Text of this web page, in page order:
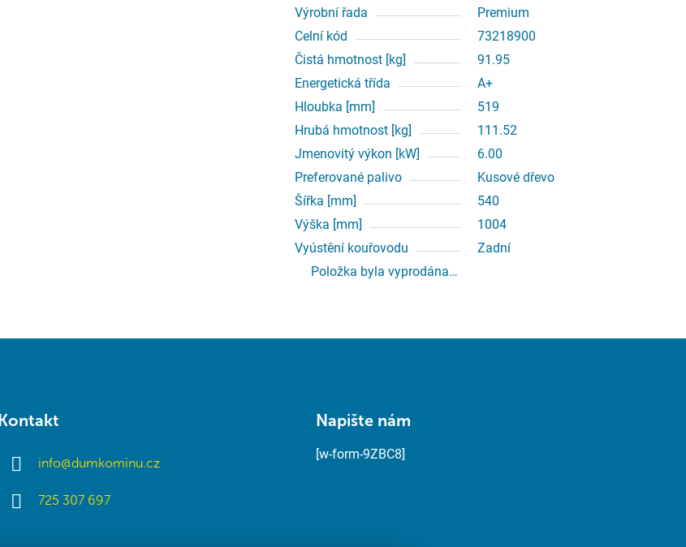
Výrobní řada
Premium
Celní kód
73218900
Čistá hmotnost [kg]
91.95
Energetická třída
A+
Hloubka [mm]
519
Hrubá hmotnost [kg]
111.52
Jmenovitý výkon [kW]
6.00
Preferované palivo
Kusové dřevo
Šířka [mm]
540
Výška [mm]
1004
Vyústění kouřovodu
Zadní
Položka byla vyprodána…
Kontakt
info@dumkominu.cz
725 307 697
Napište nám
[w-form-9ZBC8]